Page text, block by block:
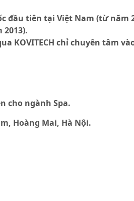
đầu tiên tại Việt Nam (từ năm
KOVITECH chỉ chuyên tâm
cho ngành Spa.
Hoàng Mai, Hà Nội.